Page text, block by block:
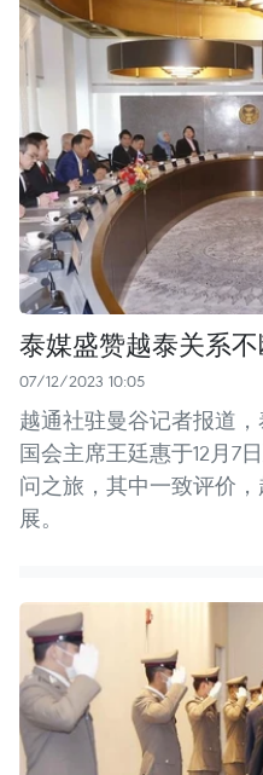
泰媒盛赞越泰关系
07/12/2023 10:05
越通社驻曼谷记者报道
国会主席王廷惠于12月7
问之旅，其中一致评价
展。